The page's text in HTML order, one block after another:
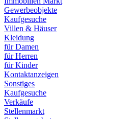
Gewerbeobjekte
Kaufgesuche
Villen & Häuser
Kleidung
für Damen
für Herren
für Kinder
Kontaktanzeigen
Sonstiges
Kaufgesuche
Verkäufe
Stellenmarkt